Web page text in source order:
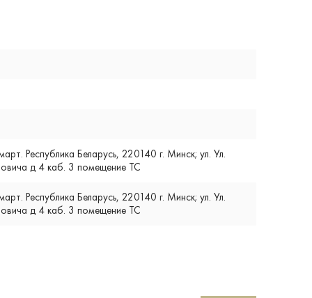
Республика Беларусь, 220140 г. Минск; ул. Ул.
д 4 каб. 3 помещение ТС
Республика Беларусь, 220140 г. Минск; ул. Ул.
д 4 каб. 3 помещение ТС